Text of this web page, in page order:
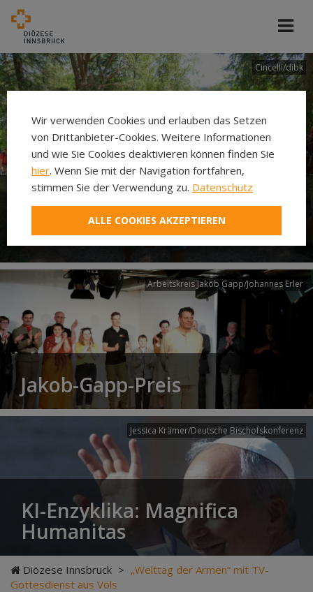
Cincelli/dibk
Neuer Pilgerweg Via
Laudato si’
Arbeitskreis Jakob Gapp/Johannes Erler
Jakob-Gapp-Preis
Jessica Krämer/Deutsche Bischofskonferenz
KI-Enzyklika: Magnifica
Humanitas
Diözese Innsbruck > „Welttag der Armen“ mit TV-
Gottesdienst aus Völs
Wir verwenden Cookies und erlauben das Setzen
von Drittanbieter-Cookies. Weitere Informationen
und wie Sie Cookies deaktivieren können finden Sie
hier. Wenn Sie mit der Navigation fortfahren,
stimmen Sie der Verwendung zu. Datenschutz
ALLE COOKIES AKZEPTIEREN